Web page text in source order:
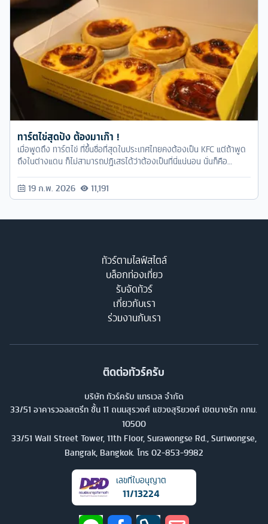
ทาร์ตไข่สุดปัง ต้องมาเก๊า !
เมื่อพูดถึง ทาร์ตไข่ ที่ขึ้นชื่อที่สุดในประเทศไทยคงต้องเป็น KFC แต่ถ้าพูด
ถึงในต่างแดน ก็ไม่สามารถปฏิเสธได้ว่าต้องเป็นที่นี่แน่นอน นั่นก็คือ
19 ก.พ. 2026 11,191
ทัวร์ตามไลฟ์สไตล์
บล็อกท่องเที่ยว
รับจัดทัวร์
เกี่ยวกับเรา
ร่วมงานกับเรา
ติดต่อทัวร์ครับ
บริษัท ทัวร์ครับ แทรเวล จำกัด
33/51 อาคารวอลสตรีท ชั้น 11 ถนนสุรวงศ์ แขวงสุริยวงศ์ เขตบางรัก กทม.
10500
33/51 Wall Street Tower, 11th Floor, Surawongse Rd., Suriwongse,
Bangrak, Bangkok. โทร 02-853-9982
เลขที่ใบอนุญาต
11/13224